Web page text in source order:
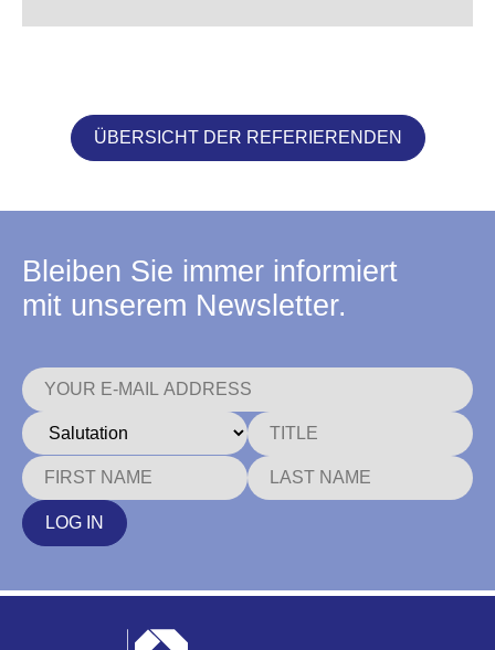
ÜBERSICHT DER REFERIERENDEN
Bleiben Sie immer informiert
mit unserem Newsletter.
LOG IN